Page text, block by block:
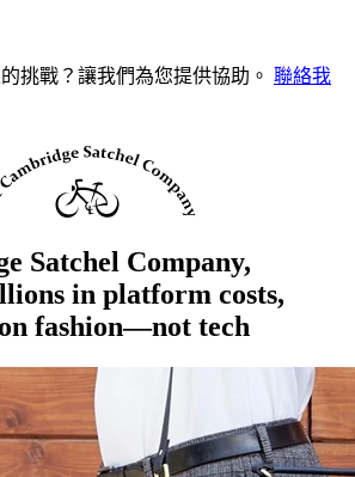
挑戰？讓我們為您提供協助。 聯絡我
Satchel Company,
in platform costs,
fashion—not tech